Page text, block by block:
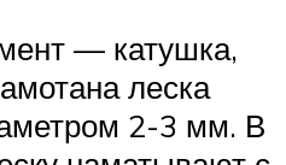
— катушка,
леска
2-3 мм. В